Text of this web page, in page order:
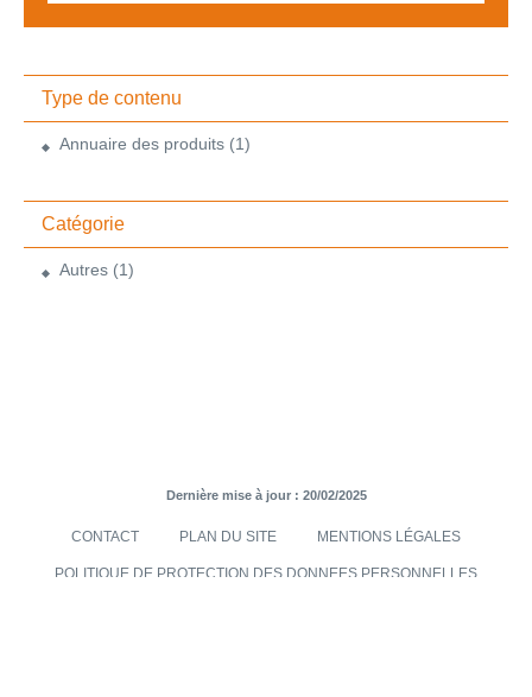
Type de contenu
Annuaire des produits (1)
Catégorie
Autres (1)
Dernière mise à jour : 20/02/2025
CONTACT PLAN DU SITE MENTIONS LÉGALES
POLITIQUE DE PROTECTION DES DONNEES PERSONNELLES